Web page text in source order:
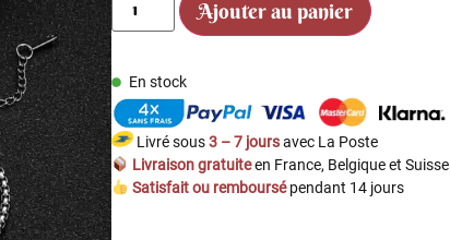
Ajouter au panier
En stock
Livré sous3 – 7 joursavec La Poste
Livraison gratuiteen France, Belgique et Suisse
Satisfait ou remboursépendant 14 jours